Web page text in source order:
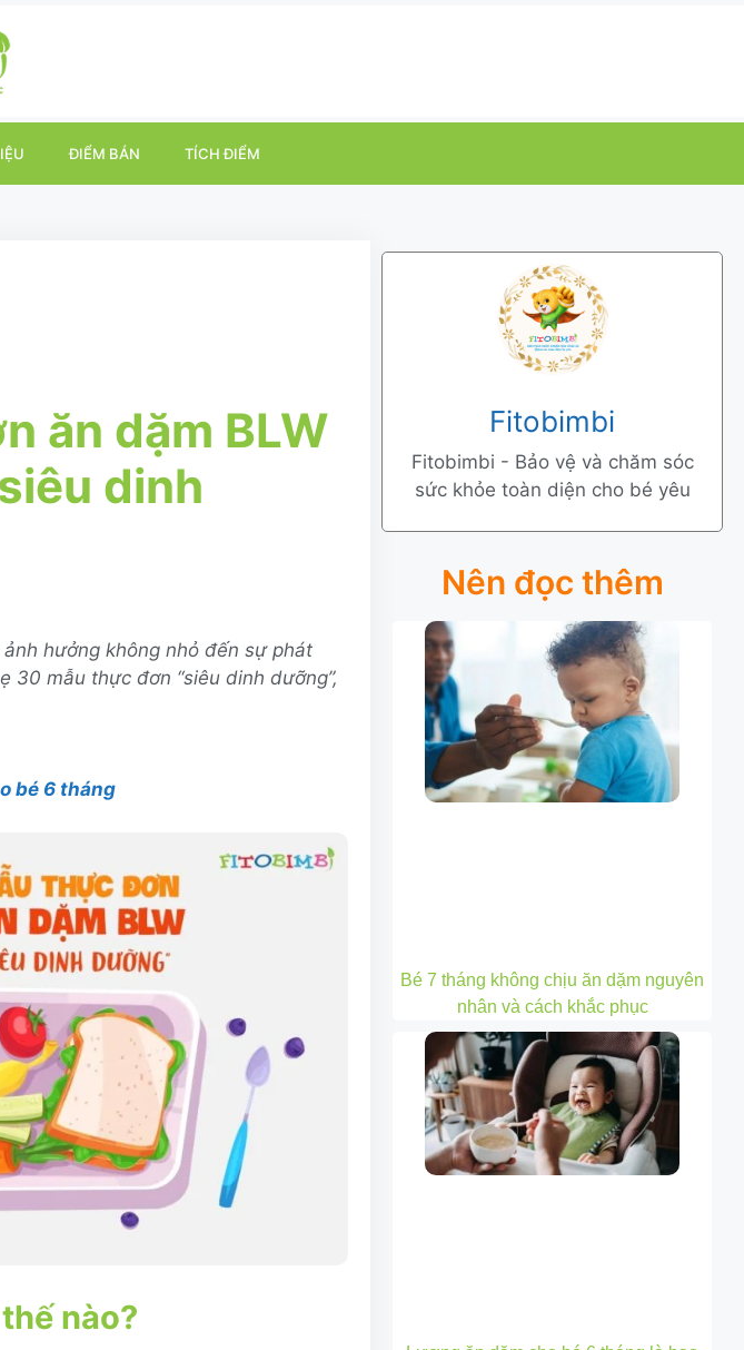
ĐIỂM BÁN TÍCH ĐIỂM
ăn dặm BLW
dinh
ảnh hưởng không nhỏ đến sự phát
30 mẫu thực đơn “siêu dinh dưỡng”,
bé 6 tháng
nào?
Fitobimbi
Fitobimbi - Bảo vệ và chăm sóc
sức khỏe toàn diện cho bé yêu
Nên đọc thêm
Bé 7 tháng không chịu ăn dặm nguyên
nhân và cách khắc phục